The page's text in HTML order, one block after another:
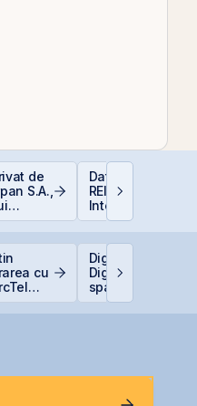
de
S.A.,
Data Center REIT
REIT-ul în era
Inteligenței
cu
Digi pregătește
Digi Spain pe
spaniole